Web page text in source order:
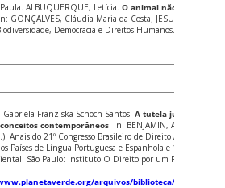
ALBUQUERQUE, Letícia.O animal não-humano
In: GONÇALVES, Cláudia Maria da Costa; JESUS, Thiago
Democracia e Direitos Humanos. Rio de
Gabriela Franziska Schoch Santos.A tutela jurídica dos
contemporâneos . In: BENJAMIN, Antônio
Anais do 21º Congresso Brasileiro de Direito Ambiental,
Países de Língua Portuguesa e Espanhola e 11º
São Paulo: Instituto O Direito por um Planeta
arquivos/biblioteca/